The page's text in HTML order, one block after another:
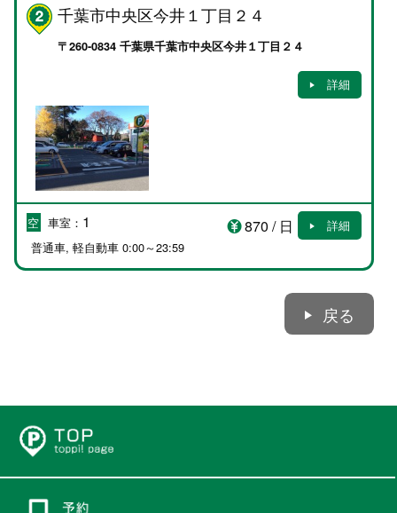
千葉市中央区今井１丁目２４
〒260-0834 千葉県千葉市中央区今井１丁目２４
詳細
空 車室： 1
普通車, 軽自動車 0:00～23:59
詳細
870 / 日
戻る